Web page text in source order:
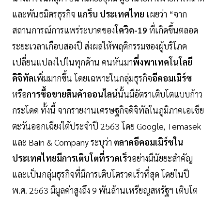
และพันธมิตรธุรกิจ แกร็บ ประเทศไทย เผยว่า “จาก
สถานการณ์การแพร่ระบาดของโควิด-19 ที่เกิดขึ้นตลอด
ระยะเวลาเกือบสองปี ส่งผลให้พฤติกรรมของผู้บริโภค
เปลี่ยนแปลงไปในทุกด้าน คนหันมาพึ่งพาเทคโนโลยี
ดิจิทัลเพิ่มมากขึ้น โดยเฉพาะในกลุ่มธุรกิจอีคอมเมิร์ซ
หรือการซื้อขายสินค้าออนไลน์นั้นมีอัตราเติบโตแบบก้าว
กระโดด ทั้งนี้ จากรายงานเศรษฐกิจดิจิทัลในภูมิภาคเอเชีย
ตะวันออกเฉียงใต้ประจำปี 2563 โดย Google, Temasek
และ Bain & Company ระบุว่า ตลาดอีคอมเมิร์ซใน
ประเทศไทยมีการเติบโตที่รวดเร็วอย่างมีนัยยะสำคัญ
และเป็นกลุ่มธุรกิจที่มีการเติบโตรวดเร็วที่สุด โดยในปี
พ.ศ. 2563 มีมูลค่าสูงถึง 9 พันล้านเหรียญสหรัฐฯ เติบโต